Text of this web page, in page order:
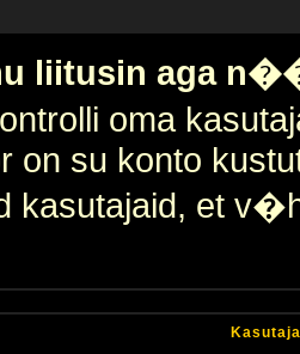
liitusin aga
oma
on su konto
kasutajaid, et